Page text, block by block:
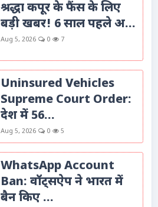
श्रद्धा कपूर के फैंस के लिए
बड़ी खबर! 6 साल पहले अ...
Aug 5, 2026 0 7
Uninsured Vehicles
Supreme Court Order:
देश में 56...
Aug 5, 2026 0 5
WhatsApp Account
Ban: वॉट्सऐप ने भारत में
बैन किए ...